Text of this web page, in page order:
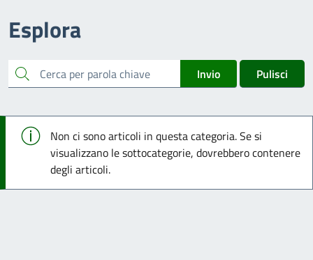
Esplora
cerca Invio Pulisci
Info
Non ci sono articoli in questa categoria. Se si
visualizzano le sottocategorie, dovrebbero contenere
degli articoli.